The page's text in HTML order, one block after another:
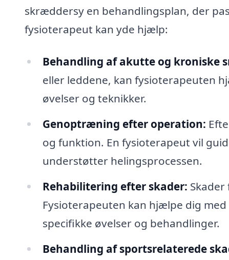
skræddersy en behandlingsplan, der
fysioterapeut kan yde hjælp:
Behandling af akutte og kroniske
eller leddene, kan fysioterapeuten
øvelser og teknikker.
Genoptræning efter operation:
og funktion. En fysioterapeut vil
understøtter helingsprocessen.
Rehabilitering efter skader:
Fysioterapeuten kan hjælpe dig
specifikke øvelser og behandlinger.
Behandling af sportsrelaterede